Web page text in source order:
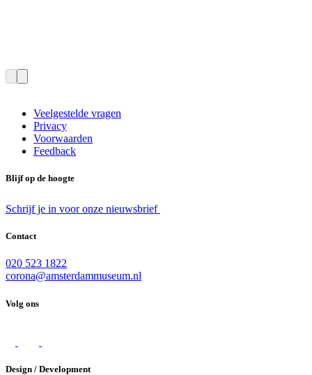
Veelgestelde vragen
Privacy
Voorwaarden
Feedback
Blijf op de hoogte
Schrijf je in voor onze nieuwsbrief
Contact
020 523 1822
corona@amsterdammuseum.nl
Volg ons
Design / Development